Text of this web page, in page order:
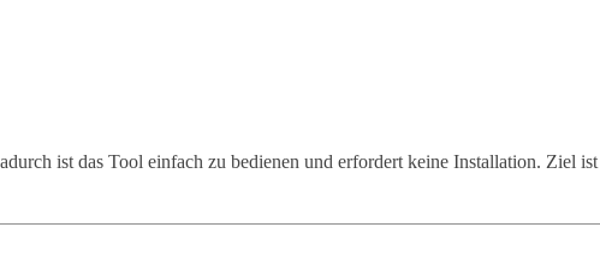
ist das Tool einfach zu bedienen und erfordert keine Installation. Ziel ist